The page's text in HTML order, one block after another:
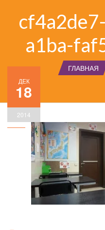
a1ba-
ГЛАВНАЯ
ДЕК
18
2014